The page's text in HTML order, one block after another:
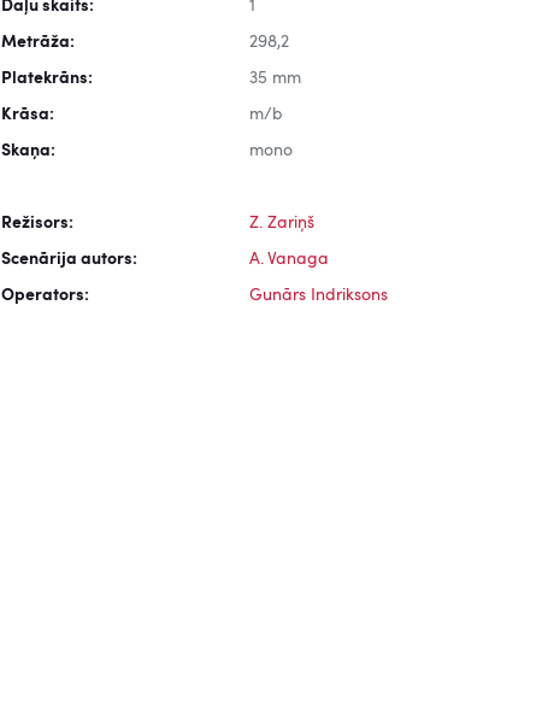
Daļu skaits: 1
Metrāža: 298,2
Platekrāns: 35 mm
Krāsa: m/b
Skaņa: mono
Režisors: Z. Zariņš
Scenārija autors: A. Vanaga
Operators: Gunārs Indriksons